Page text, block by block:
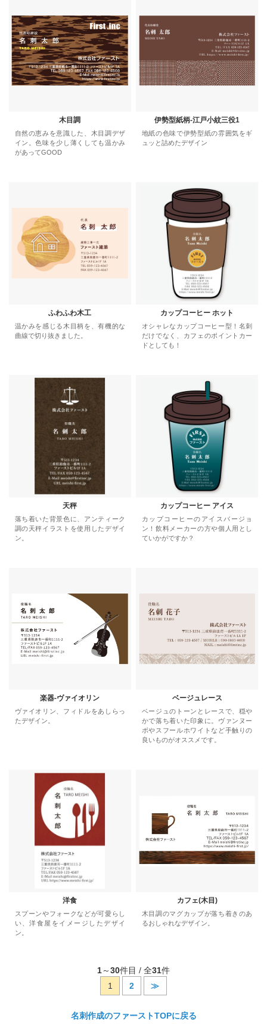
木目調
自然の恵みを意識した、木目調デザ
イン。色味を少し薄くしても温かみ
があってGOOD
伊勢型紙柄-江戸小紋三役1
地紙の色味で伊勢型紙の雰囲気をギ
ュッと詰めたデザイン
ふわふわ木工
温かみを感じる木目柄を、有機的な
曲線で切り抜きました。
カップコーヒー ホット
オシャレなカップコーヒー型！名刺
だけでなく、カフェのポイントカー
ドとしても！
天秤
落ち着いた背景色に、アンティーク
調の天秤イラストを使用したデザイ
ン。
カップコーヒー アイス
カップコーヒーのアイスバージョ
ン！飲料メーカーの方や個人用とし
ていかがですか？
楽器-ヴァイオリン
ヴァイオリン、フィドルをあしらっ
たデザイン。
ベージュレース
ベージュのトーンとレースで、穏や
かで落ち着いた印象に。ヴァンヌー
ボやスフールホワイトなど手触りの
良いものがオススメです。
洋食
スプーンやフォークなどが可愛らし
い、洋食屋をイメージしたデザイ
ン。
カフェ(木目)
木目調のマグカップが落ち着きのあ
るおしゃれなデザイン。
1～30件目 / 全31件
1
2 ≫
名刺作成のファーストTOPに戻る